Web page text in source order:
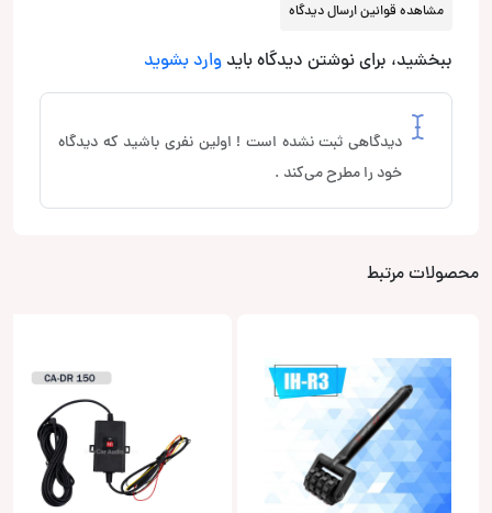
مشاهده قوانین ارسال دیدگاه
ببخشید، برای نوشتن دیدگاه باید وارد بشوید
دیدگاهی ثبت نشده است ! اولین نفری باشید که دیدگاه
خود را مطرح می‌کند .
محصولات مرتبط